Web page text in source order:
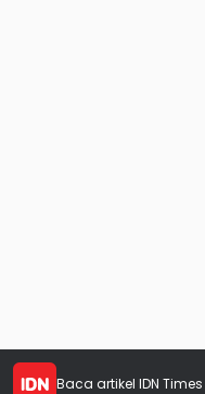
Baca artikel IDN Times